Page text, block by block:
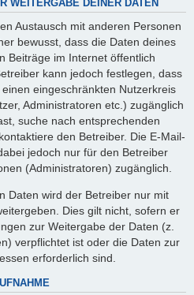
WEITERGABE DEINER DATEN
Austausch mit anderen Personen
bewusst, dass die Daten deines
Beiträge im Internet öffentlich
kann jedoch festlegen, dass
eingeschränkten Nutzerkreis
Administratoren etc.) zugänglich
suche nach entsprechenden
den Betreiber. Die E-Mail-
jedoch nur für den Betreiber
(Administratoren) zugänglich.
Daten wird der Betreiber nur mit
Dies gilt nicht, sofern er
zur Weitergabe der Daten (z.
verpflichtet ist oder die Daten zur
erforderlich sind.